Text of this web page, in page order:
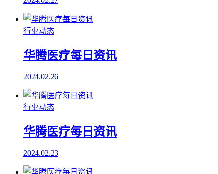
行业动态
华腾医疗每日资讯
2024.02.26
行业动态
华腾医疗每日资讯
2024.02.23